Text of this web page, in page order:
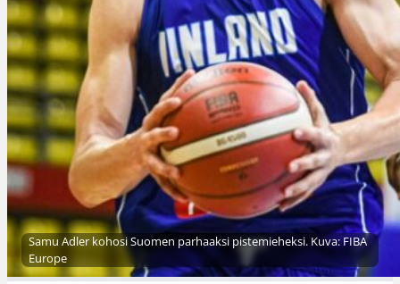
Samu Adler kohosi Suomen parhaaksi pistemieheksi. Kuva: FIBA
Europe